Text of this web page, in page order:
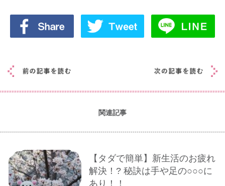
関連記事
【タダで簡単】新生活のお疲れ
解決！? 秘訣は手や足の○○○に
あり！！